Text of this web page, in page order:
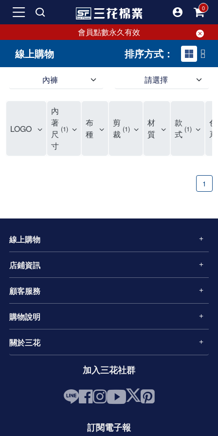
會員點數永久有效
線上購物 排序方式：
內褲 請選擇
LOGO
內
著
尺
寸
1
布
種
剪
裁 1
材
質
款
式 1
色
系
1
線上購物
店鋪資訊
顧客服務
購物說明
關於三花
加入三花社群
訂閱電子報